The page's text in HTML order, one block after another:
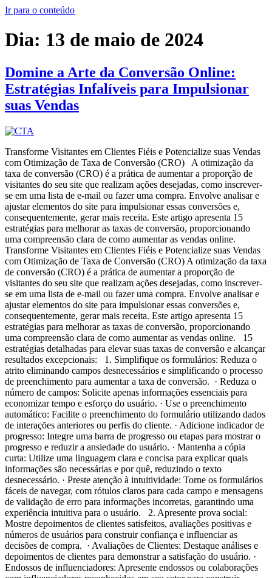
Ir para o conteúdo
Dia: 13 de maio de 2024
Domine a Arte da Conversão Online:
Estratégias Infalíveis para Impulsionar
suas Vendas
Transforme Visitantes em Clientes Fiéis e Potencialize suas Vendas
com Otimização de Taxa de Conversão (CRO) A otimização da
taxa de conversão (CRO) é a prática de aumentar a proporção de
visitantes do seu site que realizam ações desejadas, como inscrever-
se em uma lista de e-mail ou fazer uma compra. Envolve analisar e
ajustar elementos do site para impulsionar essas conversões e,
consequentemente, gerar mais receita. Este artigo apresenta 15
estratégias para melhorar as taxas de conversão, proporcionando
uma compreensão clara de como aumentar as vendas online.
Transforme Visitantes em Clientes Fiéis e Potencialize suas Vendas
com Otimização de Taxa de Conversão (CRO) A otimização da taxa
de conversão (CRO) é a prática de aumentar a proporção de
visitantes do seu site que realizam ações desejadas, como inscrever-
se em uma lista de e-mail ou fazer uma compra. Envolve analisar e
ajustar elementos do site para impulsionar essas conversões e,
consequentemente, gerar mais receita. Este artigo apresenta 15
estratégias para melhorar as taxas de conversão, proporcionando
uma compreensão clara de como aumentar as vendas online. 15
estratégias detalhadas para elevar suas taxas de conversão e alcançar
resultados excepcionais: 1. Simplifique os formulários: Reduza o
atrito eliminando campos desnecessários e simplificando o processo
de preenchimento para aumentar a taxa de conversão. · Reduza o
número de campos: Solicite apenas informações essenciais para
economizar tempo e esforço do usuário. · Use o preenchimento
automático: Facilite o preenchimento do formulário utilizando dados
de interações anteriores ou perfis do cliente. · Adicione indicador de
progresso: Integre uma barra de progresso ou etapas para mostrar o
progresso e reduzir a ansiedade do usuário. · Mantenha a cópia
curta: Utilize uma linguagem clara e concisa para explicar quais
informações são necessárias e por quê, reduzindo o texto
desnecessário. · Preste atenção à intuitividade: Torne os formulários
fáceis de navegar, com rótulos claros para cada campo e mensagens
de validação de erro para informações incorretas, garantindo uma
experiência intuitiva para o usuário. 2. Apresente prova social:
Mostre depoimentos de clientes satisfeitos, avaliações positivas e
números de usuários para construir confiança e influenciar as
decisões de compra. · Avaliações de Clientes: Destaque análises e
depoimentos de clientes para demonstrar a satisfação do usuário. ·
Endossos de influenciadores: Apresente endossos ou colaborações